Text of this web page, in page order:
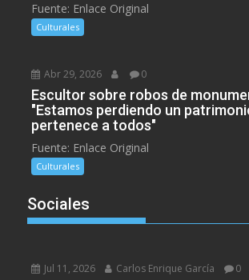
Fuente: Enlace Original
Culturales
Abr 29, 2026 0
Escultor sobre robos de
"Estamos perdiendo un
pertenece a todos"
Fuente: Enlace Original
Culturales
Sociales
Jul 11, 2026 Carlos Enrique García 0